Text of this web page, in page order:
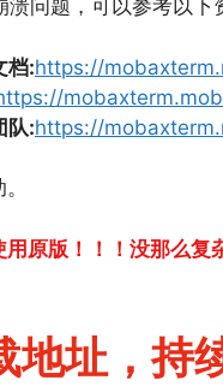
问题， 可以参考以下
档:https://
队:https://
原版！！！没那么
址，持